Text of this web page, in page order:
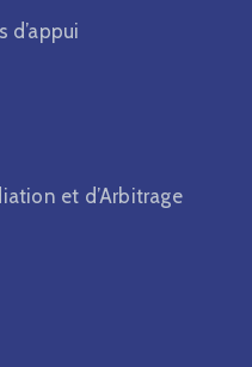
d’appui
et d’Arbitrage